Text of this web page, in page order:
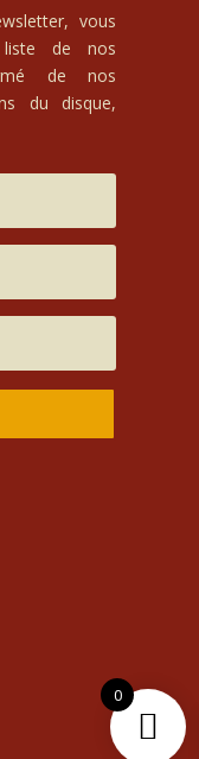
vous
liste de nos
de nos
du disque,
0